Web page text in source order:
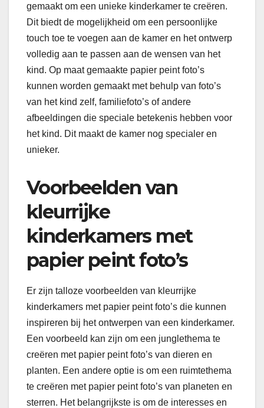
gemaakt om een unieke kinderkamer te creëren.
Dit biedt de mogelijkheid om een persoonlijke
touch toe te voegen aan de kamer en het ontwerp
volledig aan te passen aan de wensen van het
kind. Op maat gemaakte papier peint foto’s
kunnen worden gemaakt met behulp van foto’s
van het kind zelf, familiefoto’s of andere
afbeeldingen die speciale betekenis hebben voor
het kind. Dit maakt de kamer nog specialer en
unieker.
Voorbeelden van
kleurrijke
kinderkamers met
papier peint foto’s
Er zijn talloze voorbeelden van kleurrijke
kinderkamers met papier peint foto’s die kunnen
inspireren bij het ontwerpen van een kinderkamer.
Een voorbeeld kan zijn om een junglethema te
creëren met papier peint foto’s van dieren en
planten. Een andere optie is om een ruimtethema
te creëren met papier peint foto’s van planeten en
sterren. Het belangrijkste is om de interesses en